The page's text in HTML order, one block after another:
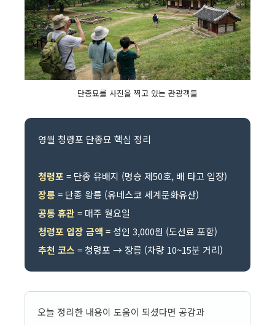
단종묘를 사진을 찍고 있는 관광객들
영월 청령포 단종묘 핵심 정리
청령포= 단종 유배지 (명승 제50호, 배 타고 입장)
장릉 = 단종 왕릉 (유네스코 세계문화유산)
공통 휴관 = 매주 월요일
청령포 입장 금액 = 성인 3,000원 (도선료 포함)
추천 코스 = 청령포 → 장릉 (차량 10~15분 거리)
오늘 정리한 내용이 도움이 되셨다면 공감과